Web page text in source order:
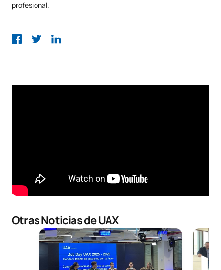
profesional.
Otras Noticias de UAX